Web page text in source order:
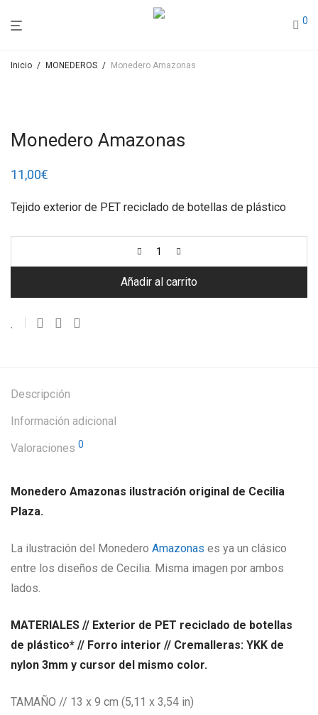
0
Inicio / MONEDEROS / Monedero Amazonas
Monedero Amazonas
11,00€
Tejido exterior de PET reciclado de botellas de plástico
Añadir al carrito
Descripción
Información adicional
Valoraciones 0
Monedero Amazonas ilustración original de Cecilia
Plaza.
La ilustración del Monedero Amazonas es ya un clásico
entre los diseños de Cecilia. Misma imagen por ambos
lados.
MATERIALES // Exterior de PET reciclado de botellas
de plástico* // Forro interior // Cremalleras: YKK de
nylon 3mm y cursor del mismo color.
TAMAÑO // 13 x 9 cm (5,11 x 3,54 in)